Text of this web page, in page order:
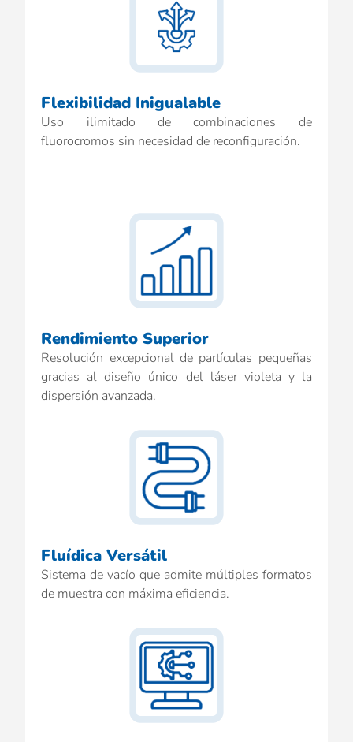
Flexibilidad Inigualable
Uso ilimitado de combinaciones de
fluorocromos sin necesidad de reconfiguración.
Rendimiento Superior
Resolución excepcional de partículas pequeñas
gracias al diseño único del láser violeta y la
dispersión avanzada.
Fluídica Versátil
Sistema de vacío que admite múltiples formatos
de muestra con máxima eficiencia.